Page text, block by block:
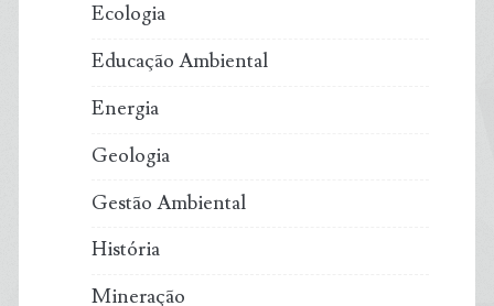
Ecologia
Educação Ambiental
Energia
Geologia
Gestão Ambiental
História
Mineração